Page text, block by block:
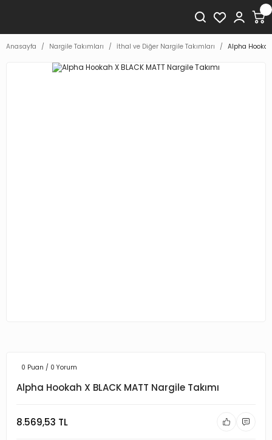
Anasayfa Nargile Takımları İthal ve Diğer Nargile Takımları Alpha Hookah
0 Puan / 0 Yorum
Alpha Hookah X BLACK MATT Nargile Takımı
8.569,53 TL